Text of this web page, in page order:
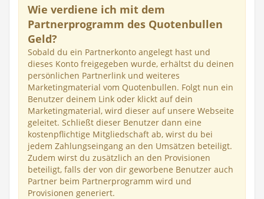
Wie verdiene ich mit dem
Partnerprogramm des Quotenbullen
Geld?
Sobald du ein Partnerkonto angelegt hast und
dieses Konto freigegeben wurde, erhältst du deinen
persönlichen Partnerlink und weiteres
Marketingmaterial vom Quotenbullen. Folgt nun ein
Benutzer deinem Link oder klickt auf dein
Marketingmaterial, wird dieser auf unsere Webseite
geleitet. Schließt dieser Benutzer dann eine
kostenpflichtige Mitgliedschaft ab, wirst du bei
jedem Zahlungseingang an den Umsätzen beteiligt.
Zudem wirst du zusätzlich an den Provisionen
beteiligt, falls der von dir geworbene Benutzer auch
Partner beim Partnerprogramm wird und
Provisionen generiert.